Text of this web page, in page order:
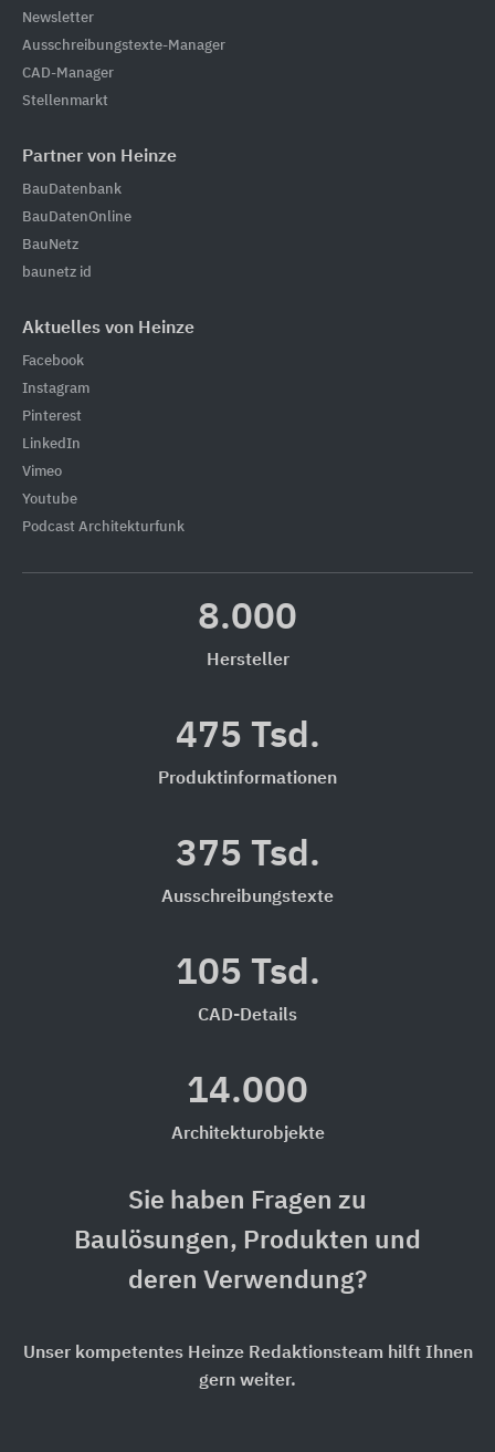
Newsletter
Ausschreibungstexte-Manager
CAD-Manager
Stellenmarkt
Partner von Heinze
BauDatenbank
BauDatenOnline
BauNetz
baunetz id
Aktuelles von Heinze
Facebook
Instagram
Pinterest
LinkedIn
Vimeo
Youtube
Podcast Architekturfunk
8.000
Hersteller
475 Tsd.
Produktinformationen
375 Tsd.
Ausschreibungstexte
105 Tsd.
CAD-Details
14.000
Architekturobjekte
Sie haben Fragen zu
Baulösungen, Produkten und
deren Verwendung?
Unser kompetentes Heinze Redaktionsteam hilft Ihnen
gern weiter.